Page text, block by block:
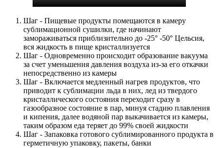
Шаг - Пищевые продукты помещаются в камеру
сублимационной сушилки, где начинают
замораживаться приблизительно до -25° -50° Цельсия,
вся жидкость в пище кристаллизуется
Шаг - Одновременно происходит образование вакуума
за счет уменьшения давления воздуха из-за его откачки
непосредственно из камеры
Шаг - Включается медленный нагрев продуктов, что
приводит к сублимации льда в них, лед из твердого
кристаллического состояния переходит сразу в
газообразное состояние в пар, минуя стадию плавления
и кипения, далее водяной пар выкачивается из камеры,
таким образом еда теряет до 99% своей жидкости
Шаг - Запаковка готового сублимированного продукта в
герметичную упаковку, пакеты, банки